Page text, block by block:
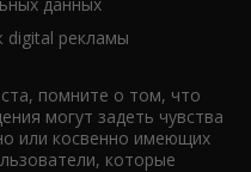
рекламы
помните о том, что
могут задеть чувства
или косвенно имеющих
которые